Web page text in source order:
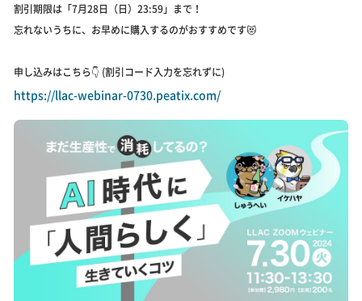
割引期限は「7月28日（日）23:59」まで！
忘れないうちに、お早めに購入するのがおすすめです😻
申し込みはこちら👇 (割引コード入力を忘れずに)
https://llac-webinar-0730.peatix.com/